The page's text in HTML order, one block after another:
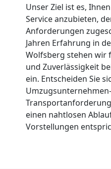
Unser Ziel ist es,
Service anzubieten,
Anforderungen
Jahren Erfahrung in
Wolfsberg stehen wir
und Zuverlässigkeit
ein. Entscheiden Sie
einen nahtlosen
Vorstellungen
Umzüge
Wolfsberg
Wolfsberg
Anfrage